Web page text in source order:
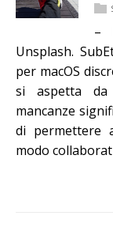
–
Unsplash.
per macOS
si aspetta
mancanze
di permettere
modo